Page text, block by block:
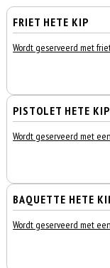
FRIET HETE KIP
Wordt geserveerd met
PISTOLET HETE KIP
Wordt geserveerd met
BAQUETTE HETE
Wordt geserveerd met